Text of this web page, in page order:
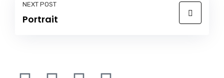
NEXT POST
Portrait